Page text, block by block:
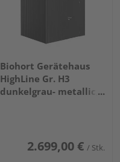
Biohort Gerätehaus
HighLine Gr. H3
dunkelgrau- metallic,
2.699,00 € / Stk.